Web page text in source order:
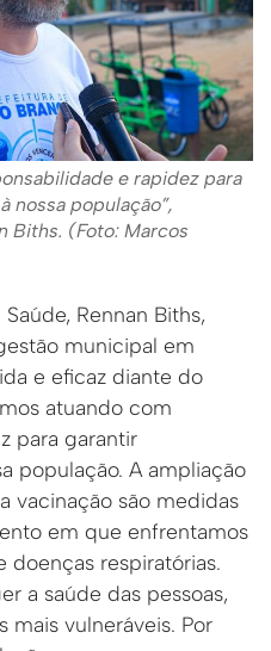
e rapidez para
nossa população”,
Biths. (Foto: Marcos
Rennan Biths,
municipal em
e eficaz diante do
atuando com
para garantir
população. A ampliação
vacinação são medidas
em que enfrentamos
doenças respiratórias.
a saúde das pessoas,
vulneráveis. Por